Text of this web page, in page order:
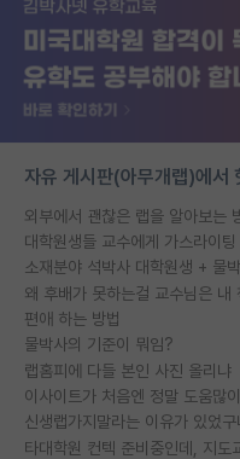
자유 게시판(아무개랩)에서
외부에서 괜찮은 랩을 알아보는
소재분야 석박사 대학원생 + 물
편애 하는 방법
물박사의 기준이 뭐임?
랩홈피에 다들 본인 사진 올리냐
이사이트가 처음엔 정말 도움많이
신생랩가지말라는 이유가 있었구